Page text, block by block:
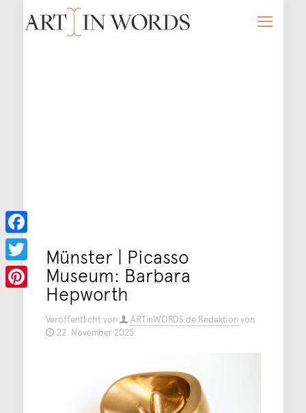
Münster | Picasso
Museum: Barbara
Hepworth
Veröffentlicht von ARTinWORDS.de Redaktionvon
22. November 2025
Facebook
Twitter